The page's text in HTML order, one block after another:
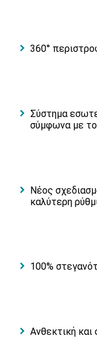
360°
Σύστημα
σύμφωνα με
Νέος
καλύτερη
100%
Ανθεκτική